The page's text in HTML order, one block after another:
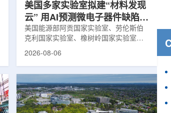
美国多家实验室拟建“材料发现
云” 用AI预测微电子器件缺陷影
响
美国能源部阿贡国家实验室、劳伦斯伯
克利国家实验室、橡树岭国家实验室和
智能框架，预测微小缺陷如何影响微电
子器件的性能和寿命。材料发现云可视
化图，这是一个基于物理学原理的人工
智能框架，它整合了实验数据、模拟和
高性能计算，用于预测微小缺陷如何影
2026-08-06